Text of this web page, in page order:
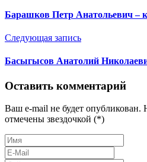
Барашков Петр Анатольевич –
Следующая запись
Басыгысов Анатолий
Оставить комментарий
Ваш e-mail не будет опубликован.
отмечены звездочкой (*)